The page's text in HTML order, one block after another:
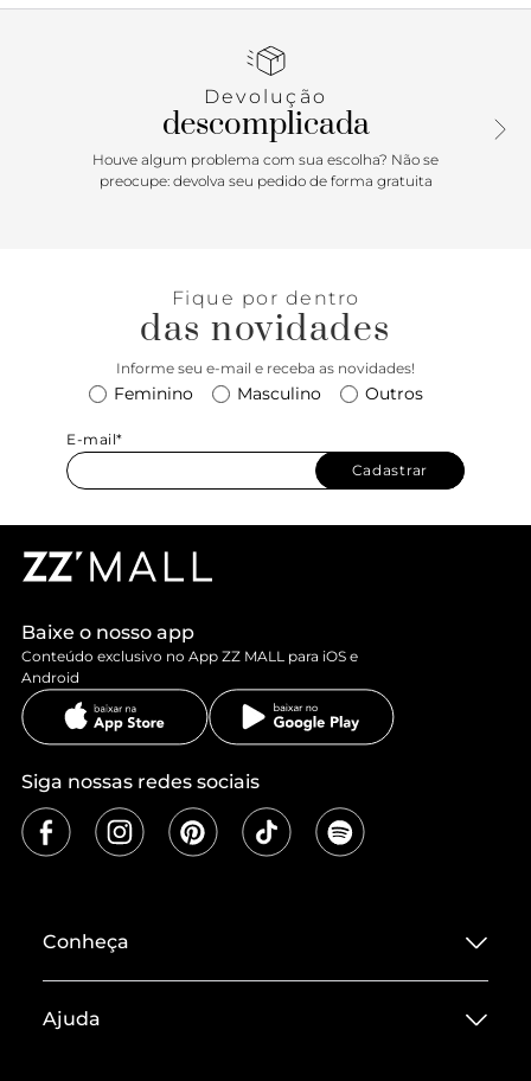
Devolução
descomplicada
Houve algum problema com sua escolha? Não se
preocupe: devolva seu pedido de forma gratuita
Fique por dentro
das novidades
Informe seu e-mail e receba as novidades!
Feminino Masculino Outros
E-mail*
Cadastrar
Baixe o nosso app
Conteúdo exclusivo no App ZZ MALL para iOS e
Android
Siga nossas redes sociais
Conheça
Termos de Uso
Ajuda